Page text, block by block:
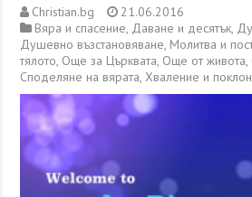
Christian.bg
21.06.2016
Вяра и спасение, Даване и десятък,
Душевно възстановяване, Молитва и
тялото, Още за Църквата, Още от живота,
Споделяне на вярата,Хваление и